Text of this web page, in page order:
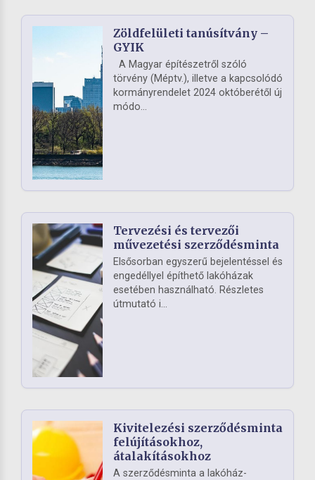
Zöldfelületi tanúsítvány –
GYIK
A Magyar építészetről szóló
törvény (Méptv.), illetve a kapcsolódó
kormányrendelet 2024 októberétől új
módo...
Tervezési és tervezői
művezetési szerződésminta
Elsősorban egyszerű bejelentéssel és
engedéllyel építhető lakóházak
esetében használható. Részletes
útmutató i...
Kivitelezési szerződésminta
felújításokhoz,
átalakításokhoz
A szerződésminta a lakóház-